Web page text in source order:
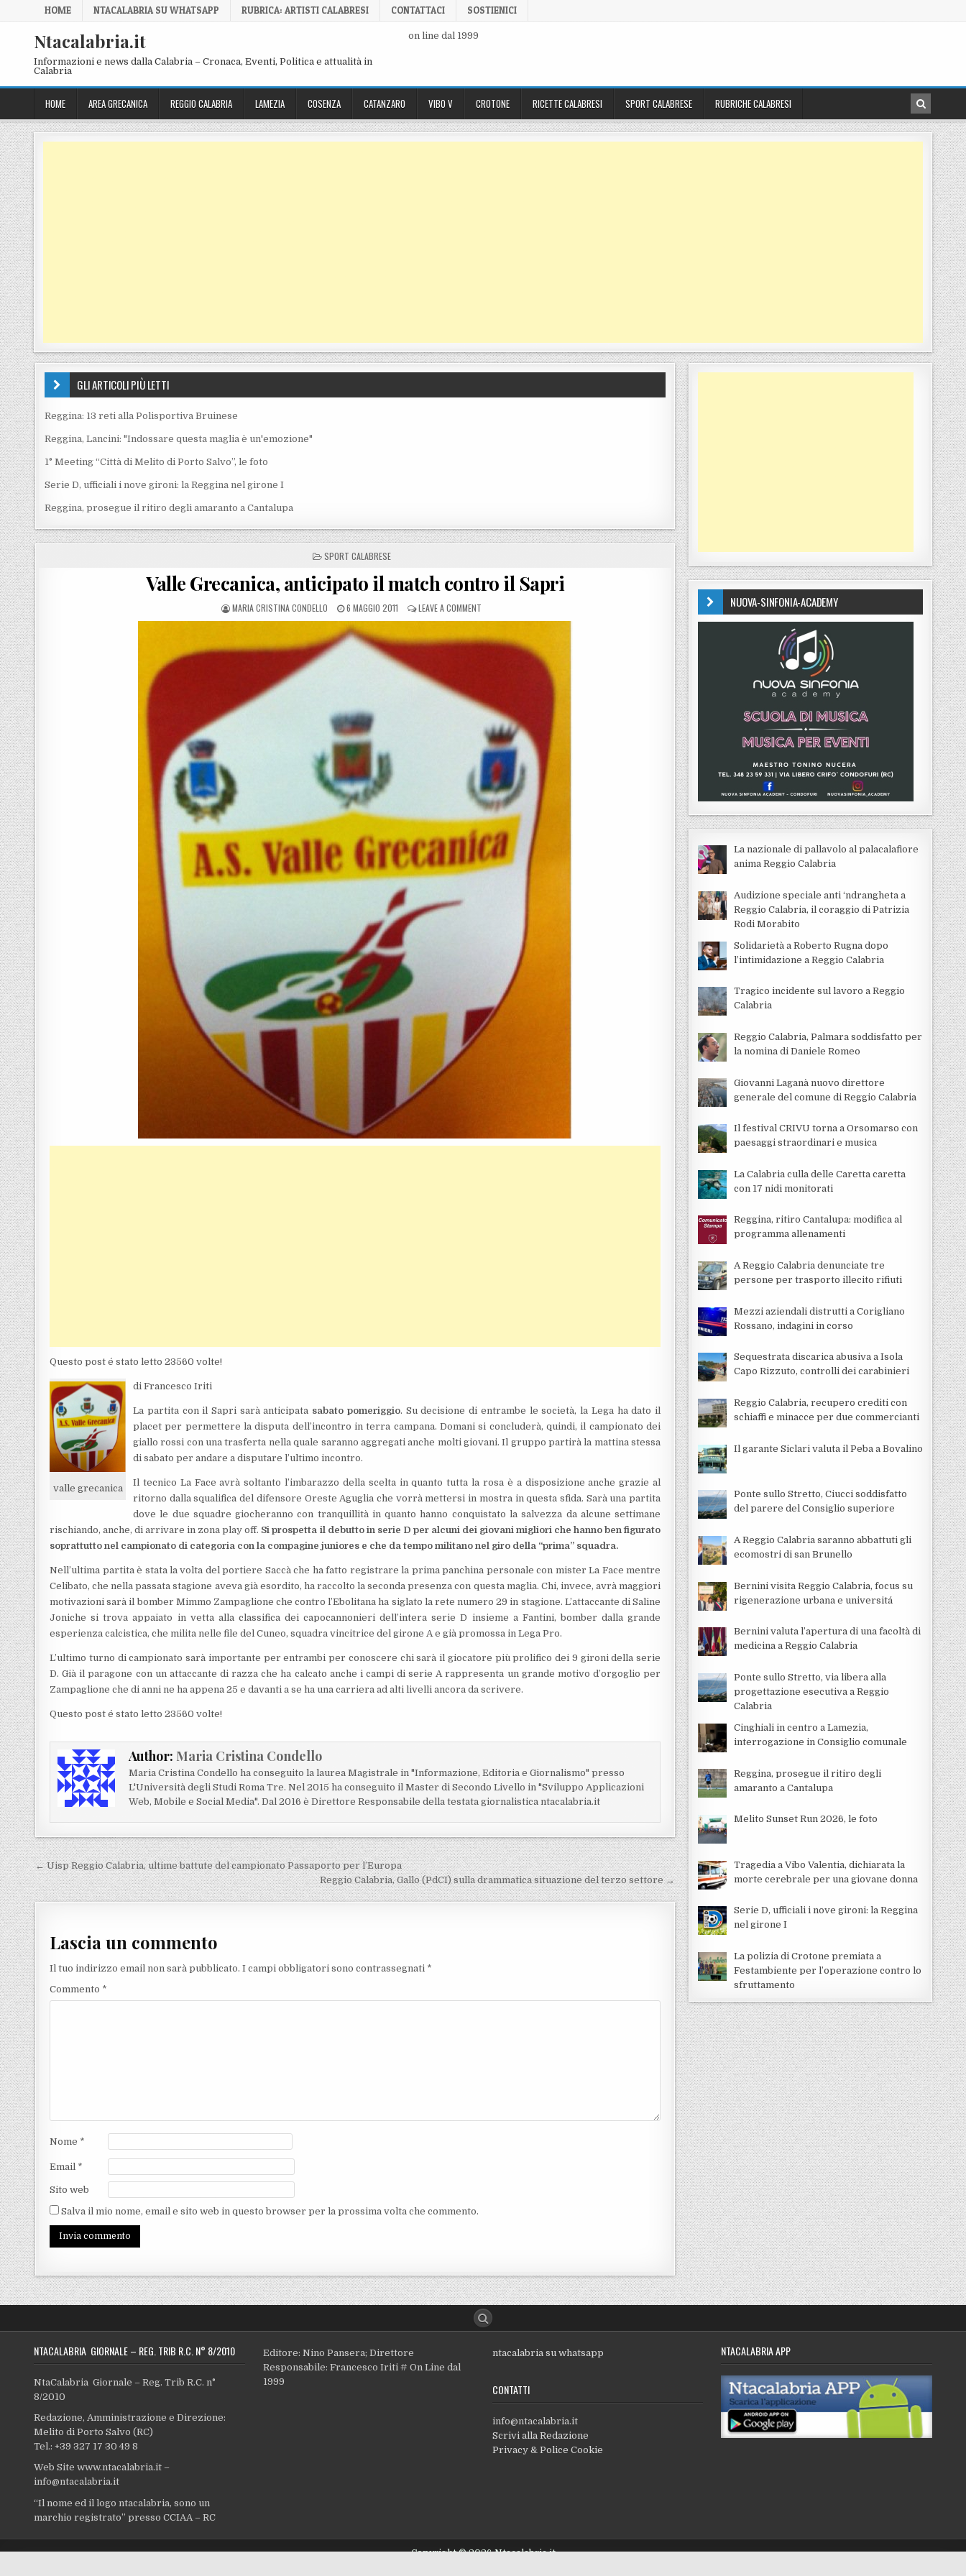
Skip to content
HOME NTACALABRIA SU WHATSAPP RUBRICA: ARTISTI CALABRESI CONTATTACI SOSTIENICI
Ntacalabria.it
Informazioni e news dalla Calabria – Cronaca, Eventi, Politica e attualità in
Calabria
on line dal 1999
HOME AREA GRECANICA REGGIO CALABRIA LAMEZIA COSENZA CATANZARO VIBO V CROTONE RICETTE CALABRESI SPORT CALABRESE RUBRICHE CALABRESI
GLI ARTICOLI PIÙ LETTI
Reggina: 13 reti alla Polisportiva Bruinese
Reggina, Lancini: "Indossare questa maglia è un'emozione"
1° Meeting “Città di Melito di Porto Salvo”, le foto
Serie D, ufficiali i nove gironi: la Reggina nel girone I
Reggina, prosegue il ritiro degli amaranto a Cantalupa
POSTED IN
SPORT CALABRESE
Valle Grecanica, anticipato il match contro il Sapri
POSTED BY
MARIA CRISTINA CONDELLO POSTED ON
6 MAGGIO 2011 LEAVE A COMMENT ON VALLE GRECANICA, ANTICIPATO IL MATCH CONTRO IL SAPRI
Questo post é stato letto 23560 volte!
valle grecanica
di Francesco Iriti
La partita con il Sapri sarà anticipata sabato pomeriggio. Su decisione di entrambe le società, la Lega ha dato il
placet per permettere la disputa dell’incontro in terra campana. Domani si concluderà, quindi, il campionato dei
giallo rossi con una trasferta nella quale saranno aggregati anche molti giovani. Il gruppo partirà la mattina stessa
di sabato per andare a disputare l’ultimo incontro.
Il tecnico La Face avrà soltanto l’imbarazzo della scelta in quanto tutta la rosa è a disposizione anche grazie al
ritorno dalla squalifica del difensore Oreste Aguglia che vorrà mettersi in mostra in questa sfida. Sarà una partita
dove le due squadre giocheranno con tranquillità in quanto hanno conquistato la salvezza da alcune settimane
rischiando, anche, di arrivare in zona play off. Si prospetta il debutto in serie D per alcuni dei giovani migliori che hanno ben figurato
soprattutto nel campionato di categoria con la compagine juniores e che da tempo militano nel giro della “prima” squadra.
Nell’ultima partita è stata la volta del portiere Saccà che ha fatto registrare la prima panchina personale con mister La Face mentre
Celibato, che nella passata stagione aveva già esordito, ha raccolto la seconda presenza con questa maglia. Chi, invece, avrà maggiori
motivazioni sarà il bomber Mimmo Zampaglione che contro l’Ebolitana ha siglato la rete numero 29 in stagione. L’attaccante di Saline
Joniche si trova appaiato in vetta alla classifica dei capocannonieri dell’intera serie D insieme a Fantini, bomber dalla grande
esperienza calcistica, che milita nelle file del Cuneo, squadra vincitrice del girone A e già promossa in Lega Pro.
L’ultimo turno di campionato sarà importante per entrambi per conoscere chi sarà il giocatore più prolifico dei 9 gironi della serie
D. Già il paragone con un attaccante di razza che ha calcato anche i campi di serie A rappresenta un grande motivo d’orgoglio per
Zampaglione che di anni ne ha appena 25 e davanti a se ha una carriera ad alti livelli ancora da scrivere.
Questo post é stato letto 23560 volte!
Author: Maria Cristina Condello
Maria Cristina Condello ha conseguito la laurea Magistrale in "Informazione, Editoria e Giornalismo" presso
L'Università degli Studi Roma Tre. Nel 2015 ha conseguito il Master di Secondo Livello in "Sviluppo Applicazioni
Web, Mobile e Social Media". Dal 2016 è Direttore Responsabile della testata giornalistica ntacalabria.it
Navigazione articoli
← Uisp Reggio Calabria, ultime battute del campionato Passaporto per l’Europa
Reggio Calabria, Gallo (PdCI) sulla drammatica situazione del terzo settore →
Lascia un commento
Il tuo indirizzo email non sarà pubblicato. I campi obbligatori sono contrassegnati *
Commento *
Nome *
Email *
Sito web
Salva il mio nome, email e sito web in questo browser per la prossima volta che commento.
NUOVA-SINFONIA-ACADEMY
La nazionale di pallavolo al palacalafiore
anima Reggio Calabria
Audizione speciale anti ‘ndrangheta a
Reggio Calabria, il coraggio di Patrizia
Rodi Morabito
Solidarietà a Roberto Rugna dopo
l’intimidazione a Reggio Calabria
Tragico incidente sul lavoro a Reggio
Calabria
Reggio Calabria, Palmara soddisfatto per
la nomina di Daniele Romeo
Giovanni Laganà nuovo direttore
generale del comune di Reggio Calabria
Il festival CRIVU torna a Orsomarso con
paesaggi straordinari e musica
La Calabria culla delle Caretta caretta
con 17 nidi monitorati
Reggina, ritiro Cantalupa: modifica al
programma allenamenti
A Reggio Calabria denunciate tre
persone per trasporto illecito rifiuti
Mezzi aziendali distrutti a Corigliano
Rossano, indagini in corso
Sequestrata discarica abusiva a Isola
Capo Rizzuto, controlli dei carabinieri
Reggio Calabria, recupero crediti con
schiaffi e minacce per due commercianti
Il garante Siclari valuta il Peba a Bovalino
Ponte sullo Stretto, Ciucci soddisfatto
del parere del Consiglio superiore
A Reggio Calabria saranno abbattuti gli
ecomostri di san Brunello
Bernini visita Reggio Calabria, focus su
rigenerazione urbana e universitá
Bernini valuta l’apertura di una facoltà di
medicina a Reggio Calabria
Ponte sullo Stretto, via libera alla
progettazione esecutiva a Reggio
Calabria
Cinghiali in centro a Lamezia,
interrogazione in Consiglio comunale
Reggina, prosegue il ritiro degli
amaranto a Cantalupa
Melito Sunset Run 2026, le foto
Tragedia a Vibo Valentia, dichiarata la
morte cerebrale per una giovane donna
Serie D, ufficiali i nove gironi: la Reggina
nel girone I
La polizia di Crotone premiata a
Festambiente per l’operazione contro lo
sfruttamento
NTACALABRIA GIORNALE – REG. TRIB R.C. N° 8/2010
NtaCalabria Giornale – Reg. Trib R.C. n°
8/2010
Redazione, Amministrazione e Direzione:
Melito di Porto Salvo (RC)
Tel.: +39 327 17 30 49 8
Web Site www.ntacalabria.it –
info@ntacalabria.it
“Il nome ed il logo ntacalabria, sono un
marchio registrato” presso CCIAA – RC
Editore: Nino Pansera; Direttore
Responsabile: Francesco Iriti # On Line dal
1999
ntacalabria su whatsapp
CONTATTI
info@ntacalabria.it
Scrivi alla Redazione
Privacy & Police Cookie
NTACALABRIA APP
Copyright © 2026 Ntacalabria.it